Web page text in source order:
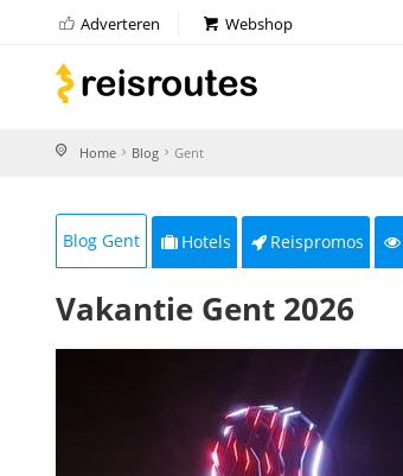
Adverteren Webshop
Home Blog Gent
Blog Gent Hotels Reispromos
Vakantie Gent 2026